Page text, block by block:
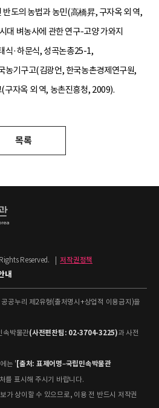
도의 농법과 농민(高橋昇, 구자옥 외 역,
대 벼농사에 관한 연구-고양 가와지
식·하문식, 성곡논총25-1,
농기구고(김광언, 한국농촌경제연구원,
자옥 외 역, 농촌진흥청, 2009).
목록
Reserved.
저작권정책
내
공누리 제2유형(출처명시+상업적 이용금지)을
속박물관(사전편찬팀: 02-3704-3225)과 사전
는 ' [출처: 표제어명–국립민속박물관
를 표시해 주시기 바랍니다.
가 상이할 수 있으므로, 이용 전 반드시 저작권